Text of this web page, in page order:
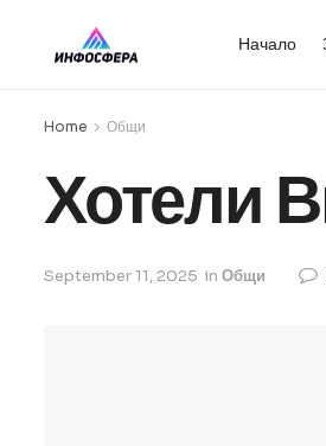
Начало
Home Общи
Хотели
September 11, 2025 in Общи